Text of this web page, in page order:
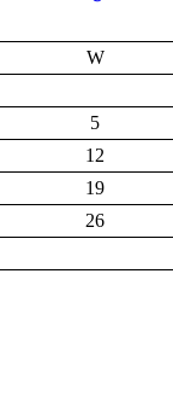
W
5
12
19
26